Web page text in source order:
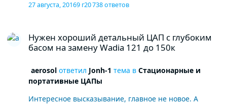
27 августа, 20169 г20 738 ответов
Нужен хороший детальный ЦАП с глубоким
басом на замену Wadia 121 до 150к
aerosolответил Jonh-1 тема в Стационарные и
портативные ЦАПы
Интересное высказывание, главное не новое. А